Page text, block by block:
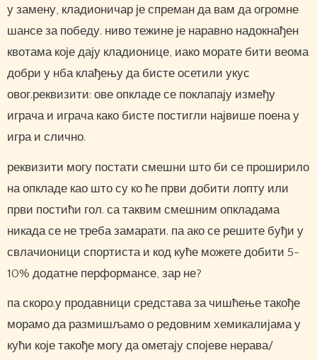
у замену, кладионичар је спреман да вам да огромне
шансе за победу. ниво тежине је наравно надокнађен
квотама које дају кладионице, иако морате бити веома
добри у нба клађењу да бисте осетили укус
овог.реквизити: ове опкладе се поклапају између
играча и играча како бисте постигли највише поена у
игра и слично.
реквизити могу постати смешни што би се проширило
на опкладе као што су ко ће први добити лопту или
први постићи гол. са таквим смешним опкладама
никада се не треба замарати. па ако се решите буђи у
свлачионици спортиста и код куће можете добити 5-
10% додатне перформансе, зар не?
па скоро.у продавници средстава за чишћење такође
морамо да размишљамо о редовним хемикалијама у
кући које такође могу да ометају спојеве нерава/